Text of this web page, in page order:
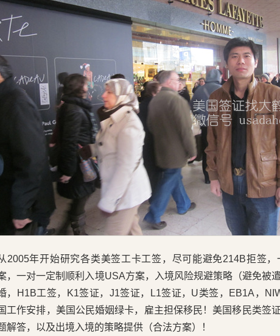
2005年开始研究各类美签工卡工签，尽可能避免214B拒签
，一对一定制顺利入境USA方案，入境风险规避策略（避免被
，H1B工签，K1签证，J1签证，L1签证，U类签，EB1A，
工作安排，美国公民婚姻绿卡，雇主担保移民！美国移民类签
解答，以及出境入境的策略提供（合法方案）！